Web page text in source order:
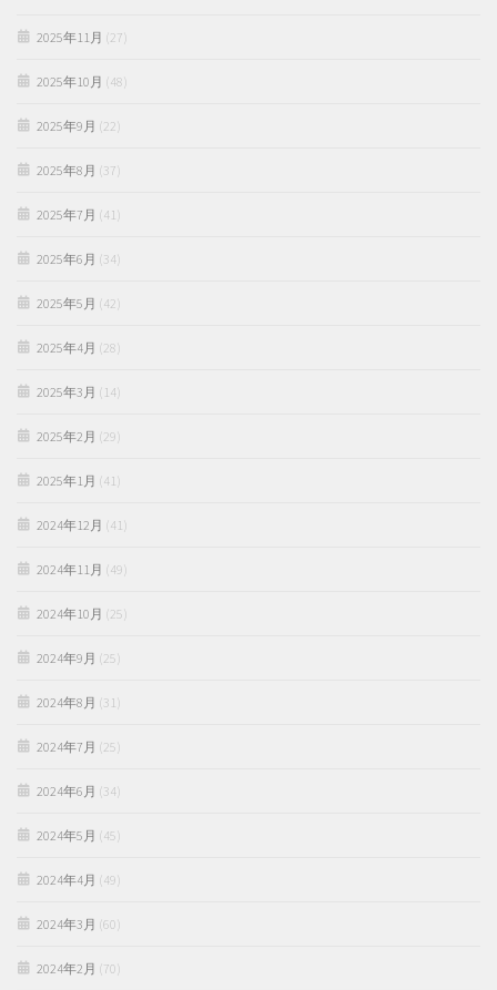
2025年11月 (27)
2025年10月 (48)
2025年9月 (22)
2025年8月 (37)
2025年7月 (41)
2025年6月 (34)
2025年5月 (42)
2025年4月 (28)
2025年3月 (14)
2025年2月 (29)
2025年1月 (41)
2024年12月 (41)
2024年11月 (49)
2024年10月 (25)
2024年9月 (25)
2024年8月 (31)
2024年7月 (25)
2024年6月 (34)
2024年5月 (45)
2024年4月 (49)
2024年3月 (60)
2024年2月 (70)